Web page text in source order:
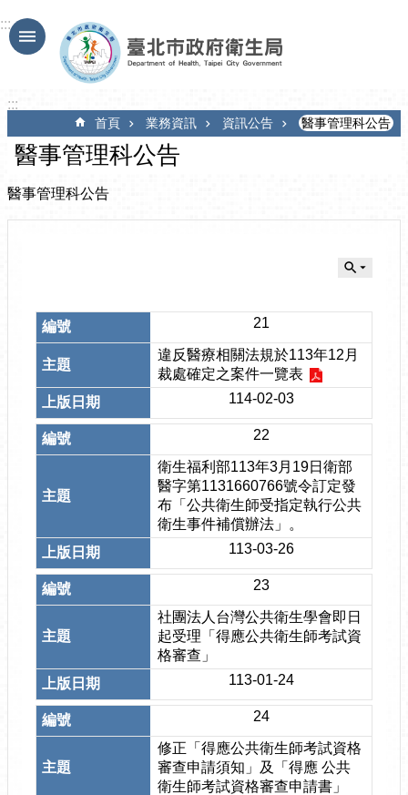
跳到主要內容區塊
:::
:::
首頁 業務資訊 資訊公告 醫事管理科公告
醫事管理科公告
醫事管理科公告
21
違反醫療相關法規於113年12月
裁處確定之案件一覽表
114-02-03
22
衛生福利部113年3月19日衛部
醫字第1131660766號令訂定發
布「公共衛生師受指定執行公共
衛生事件補償辦法」。
113-03-26
23
社團法人台灣公共衛生學會即日
起受理「得應公共衛生師考試資
格審查」
113-01-24
24
修正「得應公共衛生師考試資格
審查申請須知」及「得應 公共
衛生師考試資格審查申請書」